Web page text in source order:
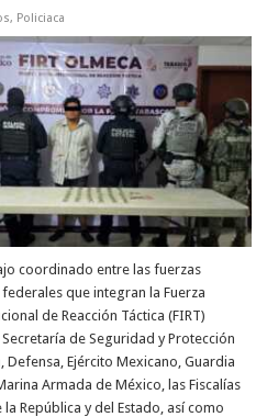
, Policiaca
coordinado entre las fuerzas
que integran la Fuerza
de Reacción Táctica (FIRT)
de Seguridad y Protección
Defensa, Ejército Mexicano, Guardia
Armada de México, las Fiscalías
la República y del Estado, así como